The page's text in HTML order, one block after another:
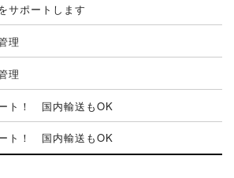
サポートします
理
理
ト！ 国内輸送もOK
ト！ 国内輸送もOK